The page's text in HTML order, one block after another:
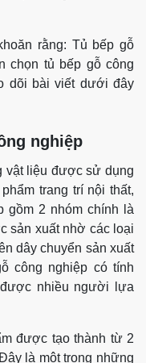
rằng: Tủ bếp gỗ
chọn tủ bếp gỗ công
dõi bài viết dưới đây
nghiệp
vật liệu được sử dụng
trang trí nội thất,
gồm 2 nhóm chính là
sản xuất nhờ các loại
dây chuyển sản xuất
công nghiệp có tính
nhiều người lựa
được tạo thành từ 2
là một trong những